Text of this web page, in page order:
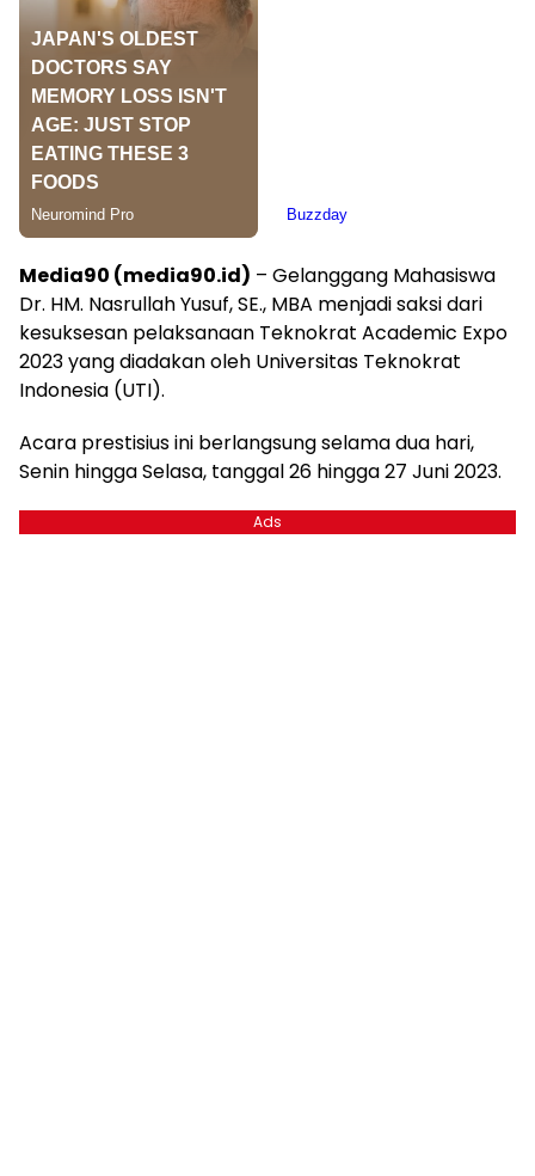
Media90 (media90.id) – Gelanggang Mahasiswa
Dr. HM. Nasrullah Yusuf, SE., MBA menjadi saksi dari
kesuksesan pelaksanaan Teknokrat Academic Expo
2023 yang diadakan oleh Universitas Teknokrat
Indonesia (UTI).
Acara prestisius ini berlangsung selama dua hari,
Senin hingga Selasa, tanggal 26 hingga 27 Juni 2023.
Ads